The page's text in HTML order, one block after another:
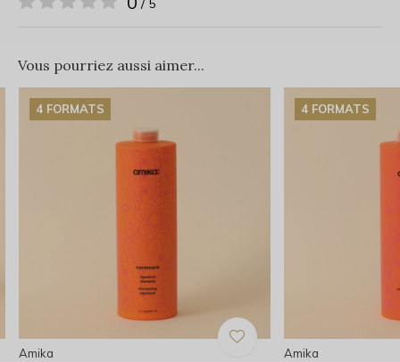
/ 5
Vous pourriez aussi aimer...
4 FORMATS
Amika
4 FORMATS
Amika